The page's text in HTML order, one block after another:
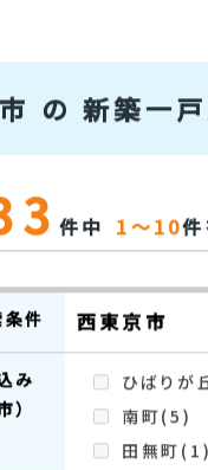
の 新築一
件中 1～10
件 西東京市
み
）
ひばり
南町(5)
田無町